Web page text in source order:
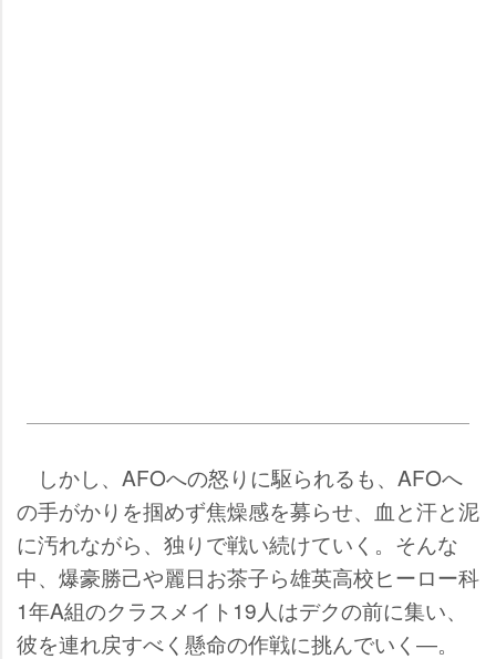
しかし、AFOへの怒りに駆られるも、AFOへ
の手がかりを掴めず焦燥感を募らせ、血と汗と泥
に汚れながら、独りで戦い続けていく。そんな
中、爆豪勝己や麗日お茶子ら雄英高校ヒーロー科
1年A組のクラスメイト19人はデクの前に集い、
彼を連れ戻すべく懸命の作戦に挑んでいく―。